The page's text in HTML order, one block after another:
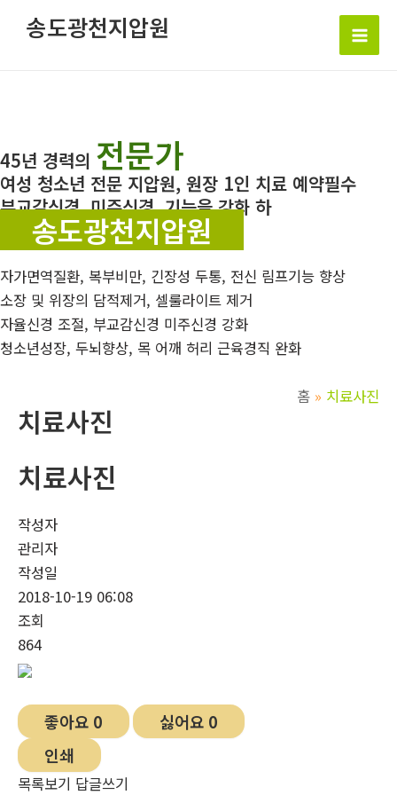
뛰
기
송도광천지압원
Main
45년 경력의 전문가
여성 청소년 전문 지압원, 원장 1인 치료 예약필수
부교감신경, 미주신경, 기능을 강화 하
송도광천지압원
자가면역질환, 복부비만, 긴장성 두통, 전신 림프기능 향상
소장 및 위장의 담적제거, 셀룰라이트 제거
자율신경 조절, 부교감신경 미주신경 강화
청소년성장, 두뇌향상, 목 어깨 허리 근육경직 완화
홈 치료사진
치료사진
치료사진
작성자
관리자
작성일
2018-10-19 06:08
조회
864
좋아요 0 싫어요 0
인쇄
목록보기 답글쓰기